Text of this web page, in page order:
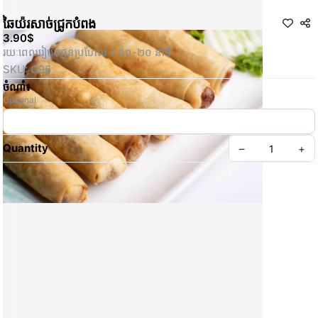
ឆៃ​យ៉​រ​សាច់​ជ្រូក​បំពង
3.90$
រយៈពេលរៀបចំជូនប្រហែល ៖ ១០-២០ នាទី
SKU: G96
ចំណាំ៖
Optional
Quantity – +